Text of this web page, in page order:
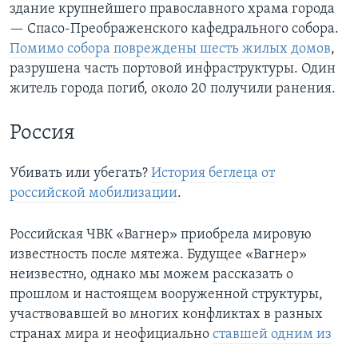
здание крупнейшего православного храма города
— Спасо-Преображенского кафедрального собора.
Помимо собора повреждены шесть жилых домов,
разрушена часть портовой инфраструктуры. Один
житель города погиб, около 20 получили ранения.
Россия
Убивать или убегать? История беглеца от
российской мобилизации.
Российская ЧВК «Вагнер» приобрела мировую
известность после мятежа. Будущее «Вагнер»
неизвестно, однако мы можем рассказать о
прошлом и настоящем вооруженной структуры,
участвовавшей во многих конфликтах в разных
странах мира и неофициально ставшей одним из